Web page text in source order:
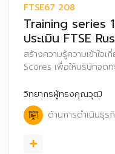
FTSE67 208
Training series
ประเมิน FTSE
สร้างความรู้ความเข้าใจ
Scores เพื่อให้บริษัทจด
Scores สู่สาธารณะ ตั้งแ
วิทยากรผู้ทรงคุณวุฒิ
ด้านการดำเนินธุร